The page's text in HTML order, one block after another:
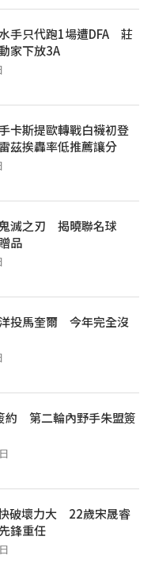
水手只代跑1場遭DFA 莊
家下放3A
卡斯提歐轉戰白襪初登
茲挨轟率低推薦讓分
滅之刃 揭曉聯名球
品
投馬奎爾 今年完全沒
約 第二輪內野手朱盟簽
破壞力大 22歲宋晟睿
鋒重任